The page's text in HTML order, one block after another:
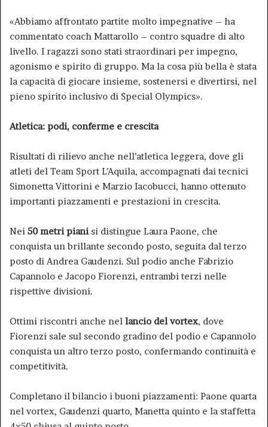
«Abbiamo affrontato partite molto impegnative – ha
commentato coach Mattarollo – contro squadre di alto
livello. I ragazzi sono stati straordinari per impegno,
agonismo e spirito di gruppo. Ma la cosa più bella è stata
la capacità di giocare insieme, sostenersi e divertirsi, nel
pieno spirito inclusivo di Special Olympics».
Atletica: podi, conferme e crescita
Risultati di rilievo anche nell’atletica leggera, dove gli
atleti del Team Sport L’Aquila, accompagnati dai tecnici
Simonetta Vittorini e Marzio Iacobucci, hanno ottenuto
importanti piazzamenti e prestazioni in crescita.
Nei 50 metri piani si distingue Laura Paone, che
conquista un brillante secondo posto, seguita dal terzo
posto di Andrea Gaudenzi. Sul podio anche Fabrizio
Capannolo e Jacopo Fiorenzi, entrambi terzi nelle
rispettive divisioni.
Ottimi riscontri anche nel lancio del vortex, dove
Fiorenzi sale sul secondo gradino del podio e Capannolo
conquista un altro terzo posto, confermando continuità e
competitività.
Completano il bilancio i buoni piazzamenti: Paone quarta
nel vortex, Gaudenzi quarto, Manetta quinto e la staffetta